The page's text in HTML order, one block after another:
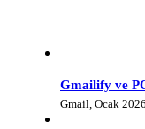
Gmailify ve
Gmail, Ocak